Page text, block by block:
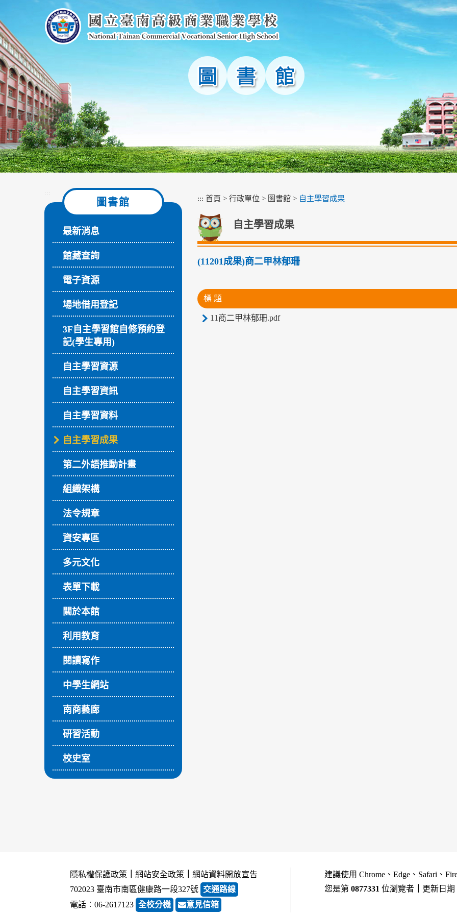
主
要
內
容
區
塊
:::
圖書館
最新消息
館藏查詢
電子資源
場地借用登記
3F自主學習館自修預約登
記(學生專用)
自主學習資源
自主學習資訊
自主學習資料
自主學習成果
第二外語推動計畫
組織架構
法令規章
資安專區
多元文化
表單下載
關於本館
利用教育
閱讀寫作
中學生網站
南商藝廊
研習活動
校史室
::: 首頁 > 行政單位 > 圖書館 > 自主學習成果
自主學習成果
(11201成果)商二甲林郁珊
標 題
11商二甲林郁珊.pdf
隱私權保護政策 網站安全政策
網站資料開放宣告
702023 臺南市南區健康路一段327號 交通路線
電話︰06-2617123 全校分機 意見信箱
建議使用 Chrome、Edge、Safari、
您是第 0877331 位瀏覽者 更新日期